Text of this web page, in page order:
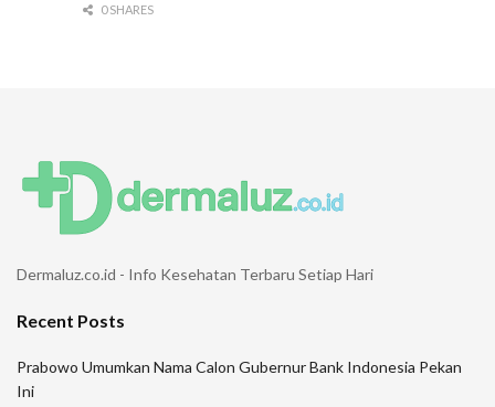
0 SHARES
Dermaluz.co.id - Info Kesehatan Terbaru Setiap Hari
Recent Posts
Prabowo Umumkan Nama Calon Gubernur Bank Indonesia Pekan
Ini